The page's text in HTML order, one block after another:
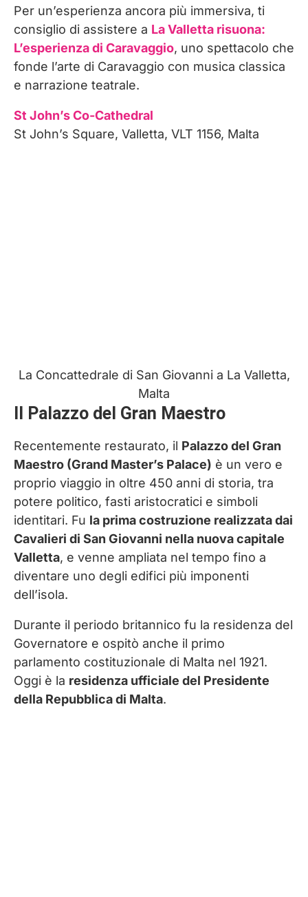
Per un’esperienza ancora più immersiva, ti
consiglio di assistere a La Valletta risuona:
L’esperienza di Caravaggio, uno spettacolo che
fonde l’arte di Caravaggio con musica classica
e narrazione teatrale.
St John’s Co-Cathedral
St John’s Square, Valletta, VLT 1156, Malta
La Concattedrale di San Giovanni a La Valletta,
Malta
Il Palazzo del Gran Maestro
Recentemente restaurato, il Palazzo del Gran
Maestro (Grand Master’s Palace) è un vero e
proprio viaggio in oltre 450 anni di storia, tra
potere politico, fasti aristocratici e simboli
identitari. Fu la prima costruzione realizzata dai
Cavalieri di San Giovanni nella nuova capitale
Valletta, e venne ampliata nel tempo fino a
diventare uno degli edifici più imponenti
dell’isola.
Durante il periodo britannico fu la residenza del
Governatore e ospitò anche il primo
parlamento costituzionale di Malta nel 1921.
Oggi è la residenza ufficiale del Presidente
della Repubblica di Malta.